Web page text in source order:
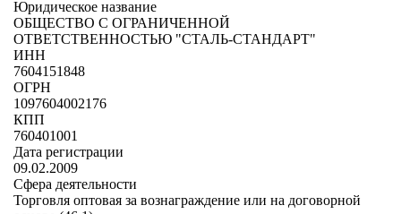
Юридическое название
ОБЩЕСТВО С ОГРАНИЧЕННОЙ
ОТВЕТСТВЕННОСТЬЮ "СТАЛЬ-СТАНДАРТ"
ИНН
7604151848
ОГРН
1097604002176
КПП
760401001
Дата регистрации
09.02.2009
Сфера деятельности
Торговля оптовая за вознаграждение или на договорной